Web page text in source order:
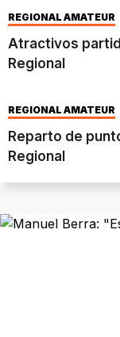
REGIONAL AMATEUR
Atractivos
Regional
REGIONAL AMATEUR
Reparto de
Regional